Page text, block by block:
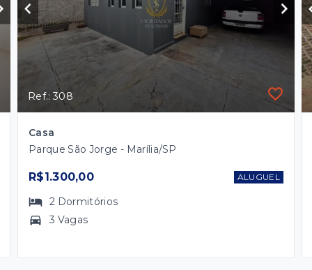
Ref.: 308
Casa
Parque São Jorge - Marília/SP
R$1.300,00 ALUGUEL
2 Dormitórios
3 Vagas